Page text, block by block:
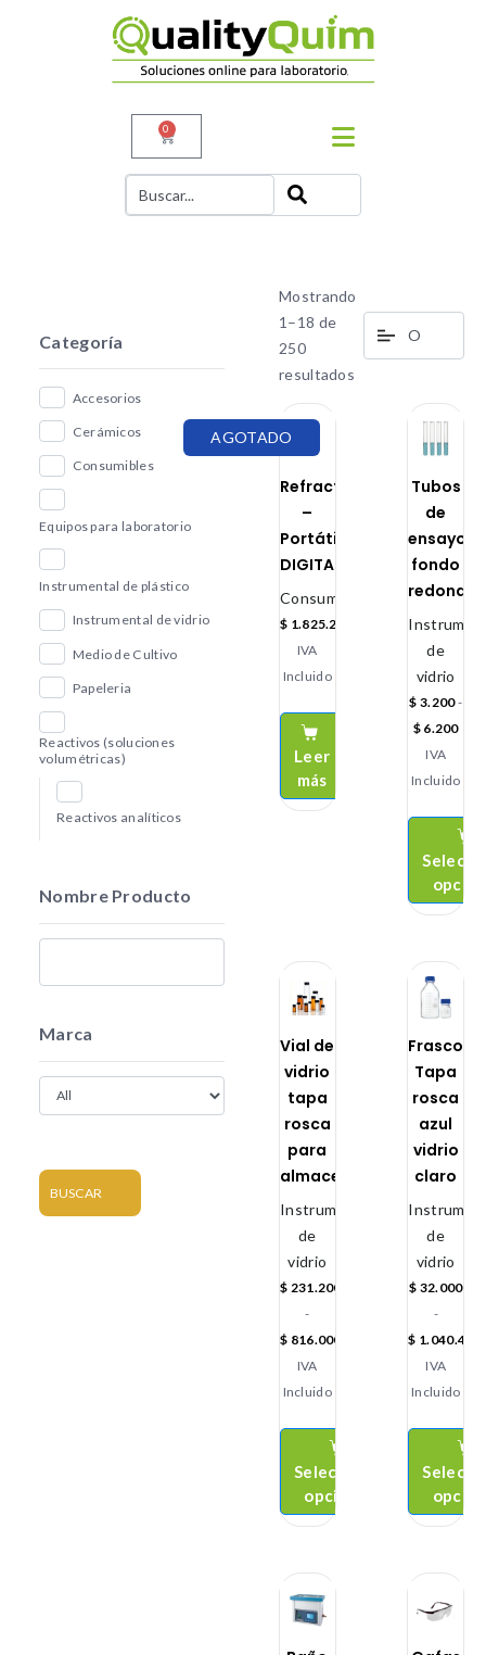
0
Categoría
Accesorios
Cerámicos
Consumibles
Equipos para laboratorio
Instrumental de plástico
Instrumental de vidrio
Medio de Cultivo
Papeleria
Reactivos (soluciones
volumétricas)
Reactivos analíticos
Nombre Producto
Marca
BUSCAR
Mostrando
1–18 de
250
resultados
AGOTADO
Refractómetro
–
Portátil
DIGITAL
Consumibles
$ 1.825.200
IVA
Incluido
Leer
más
Tubos
de
ensayo
fondo
redondo
de
vidrio
$ 3.200-
$6.200
IVA
Incluido
Vial de
vidrio
tapa
rosca
para
almacenamiento
Instrumental
de
vidrio
$ 231.200
-
$ 816.000
IVA
Incluido
Seleccionar
opciones
Frasco
Tapa
rosca
azul
vidrio
claro
de
vidrio
$ 32.000
-
$ 1.040.400
IVA
Incluido